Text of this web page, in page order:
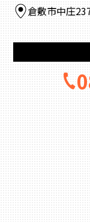
倉敷市中庄